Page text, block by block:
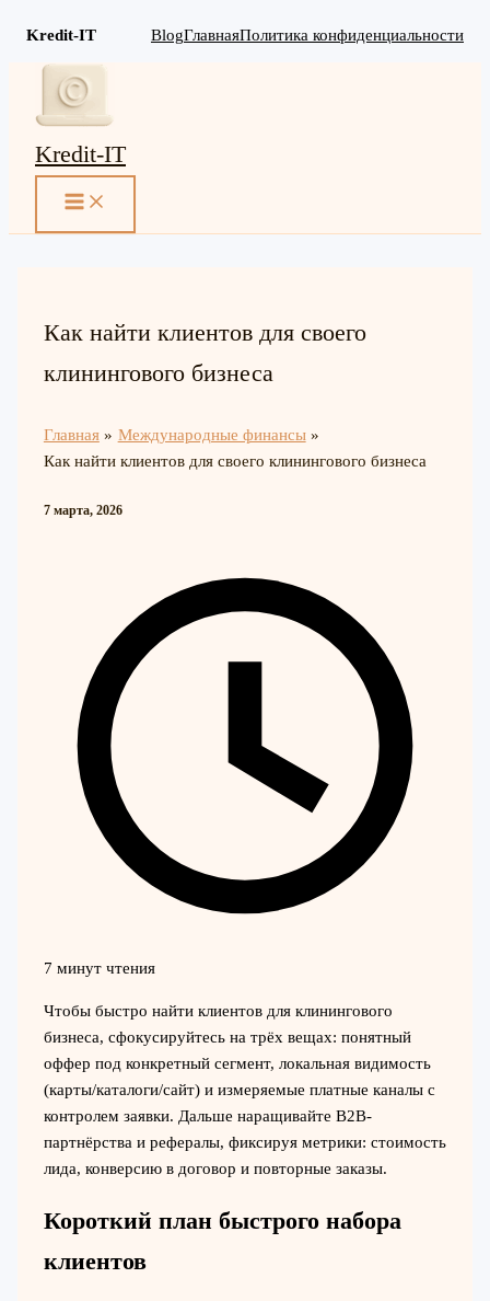
Kredit-IT BlogГлавнаяПолитика конфиденциальности
Перейти
содержимому
Kredit-IT
MAIN
Как найти клиентов для своего
клинингового бизнеса
Главная
Международные финансы
Как найти клиентов для своего клинингового бизнеса
7 марта, 2026
7 минут чтения
Чтобы быстро найти клиентов для клинингового
бизнеса, сфокусируйтесь на трёх вещах: понятный
оффер под конкретный сегмент, локальная видимость
(карты/каталоги/сайт) и измеряемые платные каналы с
контролем заявки. Дальше наращивайте B2B-
партнёрства и рефералы, фиксируя метрики: стоимость
лида, конверсию в договор и повторные заказы.
Короткий план быстрого набора
клиентов